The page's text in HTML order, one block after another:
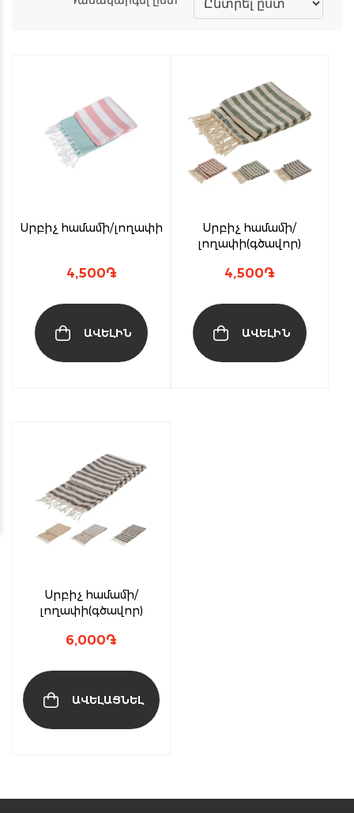
Սրբիչ համամի/լողափի
4,500֏
ԱՎԵԼԻՆ
Սրբիչ համամի/
լողափի(գծավոր)
4,500֏
ԱՎԵԼԻՆ
Սրբիչ համամի/
լողափի(գծավոր)
6,000֏
ԱՎԵԼԱՑՆԵԼ